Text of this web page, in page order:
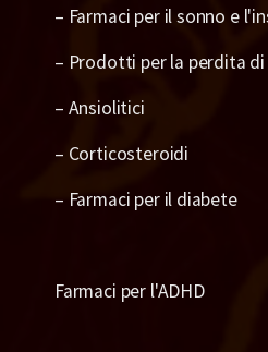
– Farmaci per il sonno e
– Prodotti per la perdita di
– Ansiolitici
– Corticosteroidi
– Farmaci per il diabete
Farmaci per l'ADHD